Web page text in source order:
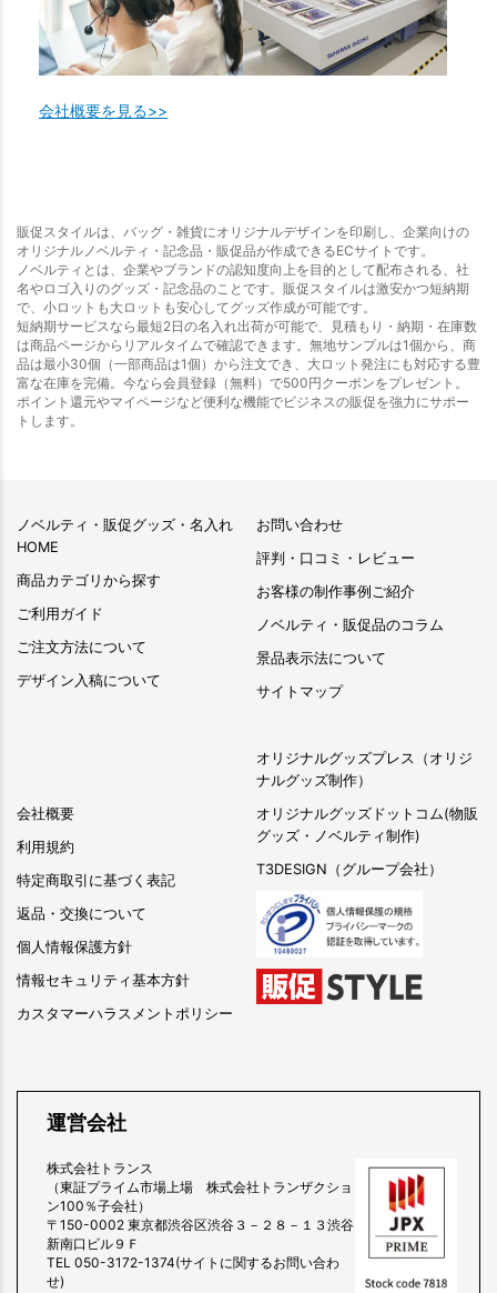
会社概要を見る>>
販促スタイルは、バッグ・雑貨にオリジナルデザインを印刷し、企業向けの
オリジナルノベルティ・記念品・販促品が作成できるECサイトです。
ノベルティとは、企業やブランドの認知度向上を目的として配布される、社
名やロゴ入りのグッズ・記念品のことです。販促スタイルは激安かつ短納期
で、小ロットも大ロットも安心してグッズ作成が可能です。
短納期サービスなら最短2日の名入れ出荷が可能で、見積もり・納期・在庫数
は商品ページからリアルタイムで確認できます。無地サンプルは1個から、商
品は最小30個（一部商品は1個）から注文でき、大ロット発注にも対応する豊
富な在庫を完備。今なら会員登録（無料）で500円クーポンをプレゼント。
ポイント還元やマイページなど便利な機能でビジネスの販促を強力にサポー
トします。
ノベルティ・販促グッズ・名入れ
HOME
商品カテゴリから探す
ご利用ガイド
ご注文方法について
デザイン入稿について
会社概要
利用規約
特定商取引に基づく表記
返品・交換について
個人情報保護方針
情報セキュリティ基本方針
カスタマーハラスメントポリシー
お問い合わせ
評判・口コミ・レビュー
お客様の制作事例ご紹介
ノベルティ・販促品のコラム
景品表示法について
サイトマップ
オリジナルグッズプレス（オリジ
ナルグッズ制作）
オリジナルグッズドットコム(物販
グッズ・ノベルティ制作)
T3DESIGN（グループ会社）
運営会社
株式会社トランス
（東証プライム市場上場 株式会社トランザクショ
ン100％子会社）
〒150-0002 東京都渋谷区渋谷３－２８－１３渋谷
新南口ビル９Ｆ
TEL 050-3172-1374(サイトに関するお問い合わ
せ)